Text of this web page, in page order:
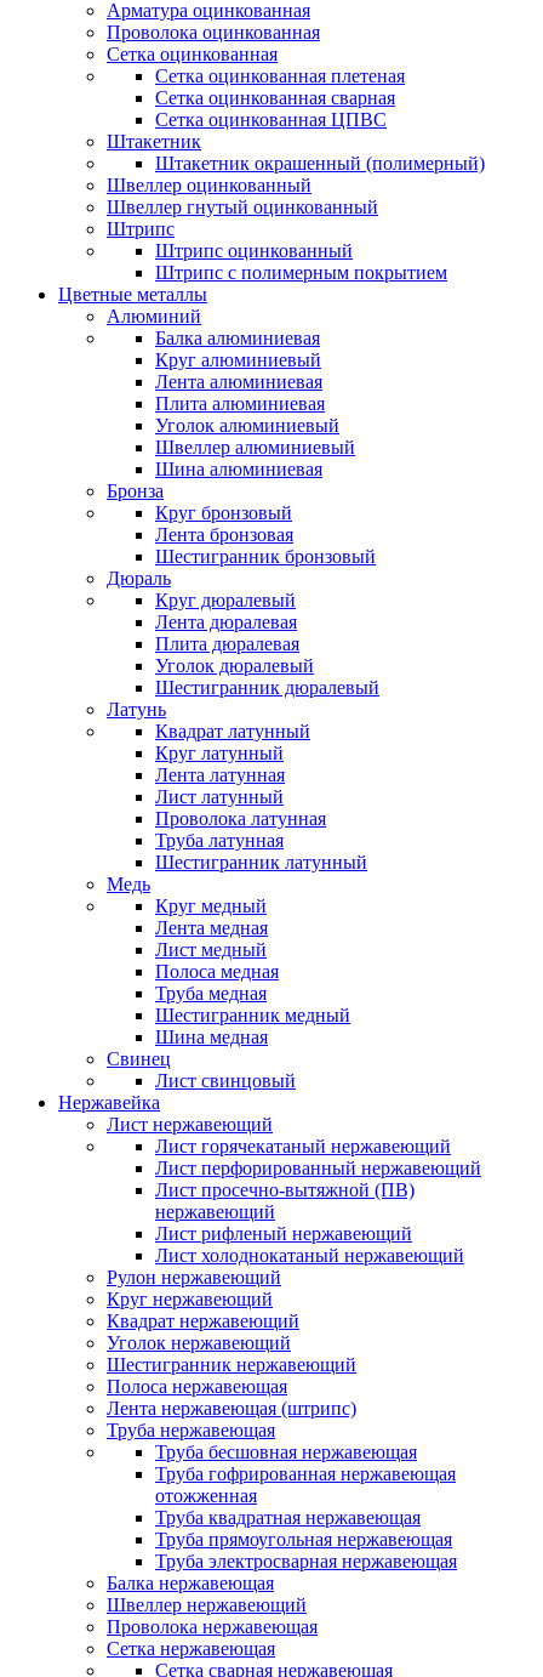
Арматура оцинкованная
Проволока оцинкованная
Сетка оцинкованная
Сетка оцинкованная плетеная
Сетка оцинкованная сварная
Сетка оцинкованная ЦПВС
Штакетник
Штакетник окрашенный (полимерный)
Швеллер оцинкованный
Швеллер гнутый оцинкованный
Штрипс
Штрипс оцинкованный
Штрипс с полимерным покрытием
Цветные металлы
Алюминий
Балка алюминиевая
Круг алюминиевый
Лента алюминиевая
Плита алюминиевая
Уголок алюминиевый
Швеллер алюминиевый
Шина алюминиевая
Бронза
Круг бронзовый
Лента бронзовая
Шестигранник бронзовый
Дюраль
Круг дюралевый
Лента дюралевая
Плита дюралевая
Уголок дюралевый
Шестигранник дюралевый
Латунь
Квадрат латунный
Круг латунный
Лента латунная
Лист латунный
Проволока латунная
Труба латунная
Шестигранник латунный
Медь
Круг медный
Лента медная
Лист медный
Полоса медная
Труба медная
Шестигранник медный
Шина медная
Свинец
Лист свинцовый
Нержавейка
Лист нержавеющий
Лист горячекатаный нержавеющий
Лист перфорированный нержавеющий
Лист просечно-вытяжной (ПВ)
нержавеющий
Лист рифленый нержавеющий
Лист холоднокатаный нержавеющий
Рулон нержавеющий
Круг нержавеющий
Квадрат нержавеющий
Уголок нержавеющий
Шестигранник нержавеющий
Полоса нержавеющая
Лента нержавеющая (штрипс)
Труба нержавеющая
Труба бесшовная нержавеющая
Труба гофрированная нержавеющая
отожженная
Труба квадратная нержавеющая
Труба прямоугольная нержавеющая
Труба электросварная нержавеющая
Балка нержавеющая
Швеллер нержавеющий
Проволока нержавеющая
Сетка нержавеющая
Сетка сварная нержавеющая